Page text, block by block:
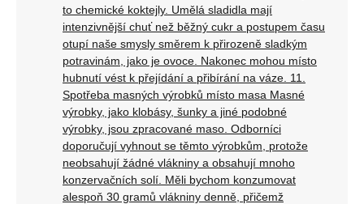
to chemické koktejly. Umělá sladidla mají
intenzivnější chuť než běžný cukr a postupem času
otupí naše smysly směrem k přirozeně sladkým
potravinám, jako je ovoce. Nakonec mohou místo
hubnutí vést k přejídání a přibírání na váze. 11.
Spotřeba masných výrobků místo masa Masné
výrobky, jako klobásy, šunky a jiné podobné
výrobky, jsou zpracované maso. Odborníci
doporučují vyhnout se těmto výrobkům, protože
neobsahují žádné vlákniny a obsahují mnoho
konzervačních solí. Měli bychom konzumovat
alespoň 30 gramů vlákniny denně, přičemž